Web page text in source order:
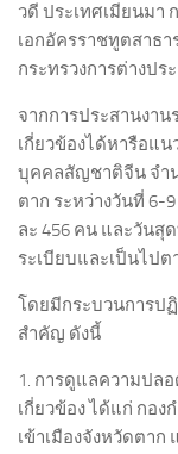
วดี ประเทศเมียนมา
เอกอัครราชทูตสาธ
กระทรวงการต่างปร
จากการประสานงา
เกี่ยวข้องได้หารือแ
บุคคลสัญชาติจีน จำน
ตาก ระหว่างวันที่ 6-
ละ 456 คน และวันสุ
ระเบียบและเป็นไป
โดยมีกระบวนการป
สำคัญ ดังนี้
1. การดูแลความปล
เกี่ยวข้อง ได้แก่ กอง
เข้าเมืองจังหวัดตา